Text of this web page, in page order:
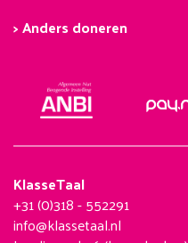
> Anders doneren
KlasseTaal
+31 (0)318 - 552291
info@klassetaal.nl